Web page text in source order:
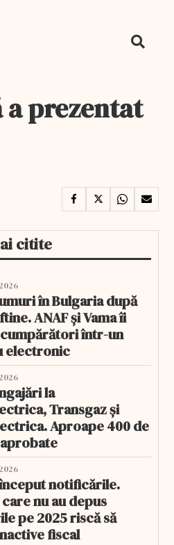
a prezentat
citite
în Bulgaria după
ANAF și Vama îi
într-un
electronic
la
Transgaz și
Aproape 400 de
început notificările.
nu au depus
pe 2025 riscă să
fiscal